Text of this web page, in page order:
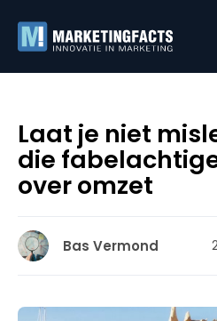
Laat je niet
die
over omzet
Bas Vermond